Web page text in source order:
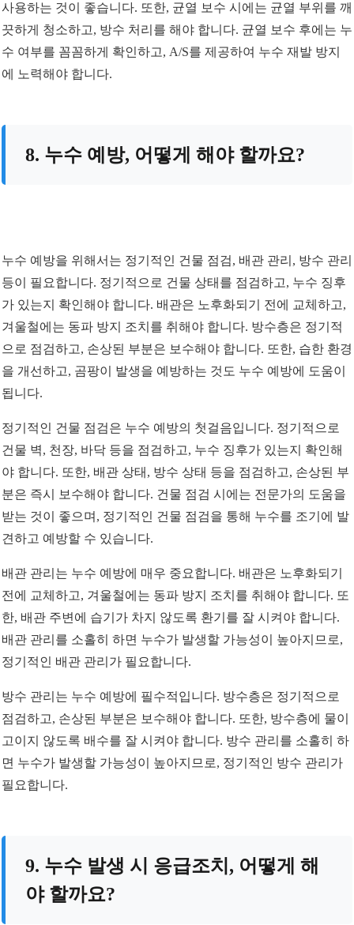
사용하는 것이 좋습니다. 또한, 균열 보수 시에는 균열 부위를 깨
끗하게 청소하고, 방수 처리를 해야 합니다. 균열 보수 후에는 누
수 여부를 꼼꼼하게 확인하고, A/S를 제공하여 누수 재발 방지
에 노력해야 합니다.
8. 누수 예방, 어떻게 해야 할까요?
누수 예방을 위해서는 정기적인 건물 점검, 배관 관리, 방수 관리
등이 필요합니다. 정기적으로 건물 상태를 점검하고, 누수 징후
가 있는지 확인해야 합니다. 배관은 노후화되기 전에 교체하고,
겨울철에는 동파 방지 조치를 취해야 합니다. 방수층은 정기적
으로 점검하고, 손상된 부분은 보수해야 합니다. 또한, 습한 환경
을 개선하고, 곰팡이 발생을 예방하는 것도 누수 예방에 도움이
됩니다.
정기적인 건물 점검은 누수 예방의 첫걸음입니다. 정기적으로
건물 벽, 천장, 바닥 등을 점검하고, 누수 징후가 있는지 확인해
야 합니다. 또한, 배관 상태, 방수 상태 등을 점검하고, 손상된 부
분은 즉시 보수해야 합니다. 건물 점검 시에는 전문가의 도움을
받는 것이 좋으며, 정기적인 건물 점검을 통해 누수를 조기에 발
견하고 예방할 수 있습니다.
배관 관리는 누수 예방에 매우 중요합니다. 배관은 노후화되기
전에 교체하고, 겨울철에는 동파 방지 조치를 취해야 합니다. 또
한, 배관 주변에 습기가 차지 않도록 환기를 잘 시켜야 합니다.
배관 관리를 소홀히 하면 누수가 발생할 가능성이 높아지므로,
정기적인 배관 관리가 필요합니다.
방수 관리는 누수 예방에 필수적입니다. 방수층은 정기적으로
점검하고, 손상된 부분은 보수해야 합니다. 또한, 방수층에 물이
고이지 않도록 배수를 잘 시켜야 합니다. 방수 관리를 소홀히 하
면 누수가 발생할 가능성이 높아지므로, 정기적인 방수 관리가
필요합니다.
9. 누수 발생 시 응급조치, 어떻게 해
야 할까요?